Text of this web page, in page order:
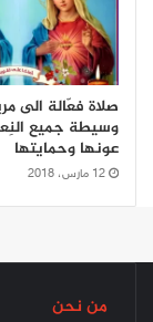
صلاة فعّالة الى
وسيطة جميع
عونها وحمايتها
12 مارس، 2018
من نحن